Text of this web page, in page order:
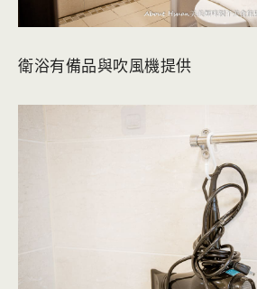
衛浴有備品與吹風機提供